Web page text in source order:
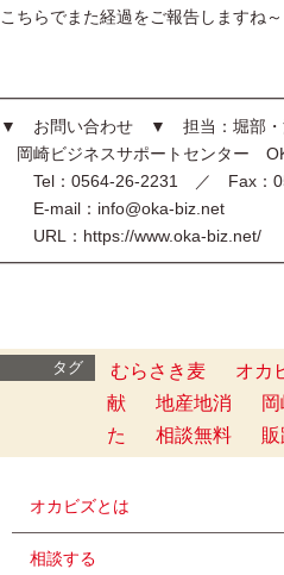
こちらでまた経過をご報告しますね～
▼ お問い合わせ ▼ 担当：堀部・
岡崎ビジネスサポートセンター
Tel：0564-26-2231 ／ Fax：
E-mail：info@oka-biz.net
URL：https://www.oka-biz.net/
タグ むらさき麦 オカ
献
地産地消
た
相談無料
オカビズとは
相談する